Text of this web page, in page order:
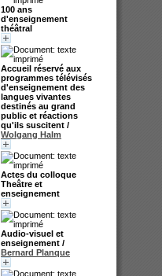
100 ans
d'enseignement
théâtral
Accueil réservé aux
programmes télévisés
d'enseignement des
langues vivantes
destinés au grand
public et réactions
qu'ils suscitent /
Wolgang Halm
Actes du colloque
Theâtre et
enseignement
Audio-visuel et
enseignement /
Bernard Planque